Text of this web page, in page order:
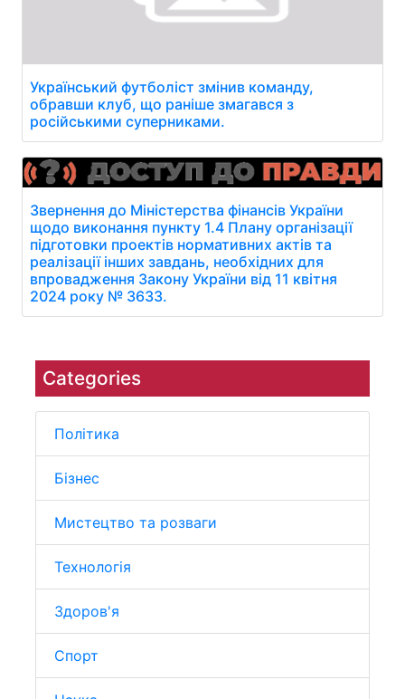
Categories
Політика
Бізнес
Мистецтво та розваги
Технологія
Здоров'я
Спорт
Український футболіст змінив команду,
обравши клуб, що раніше змагався з
російськими суперниками.
Звернення до Міністерства фінансів України
щодо виконання пункту 1.4 Плану організації
підготовки проектів нормативних актів та
реалізації інших завдань, необхідних для
впровадження Закону України від 11 квітня
2024 року № 3633.